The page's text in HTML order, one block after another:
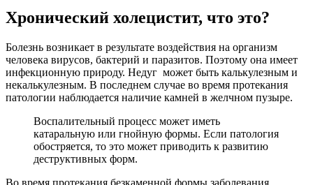
Хронический холецистит, что это?
Болезнь возникает в результате воздействия на организм
человека вирусов, бактерий и паразитов. Поэтому она имеет
инфекционную природу. Недуг может быть калькулезным и
некалькулезным. В последнем случае во время протекания
патологии наблюдается наличие камней в желчном пузыре.
Воспалительный процесс может иметь
катаральную или гнойную формы. Если патология
обостряется, то это может приводить к развитию
деструктивных форм.
Во время протекания безкаменной формы заболевания